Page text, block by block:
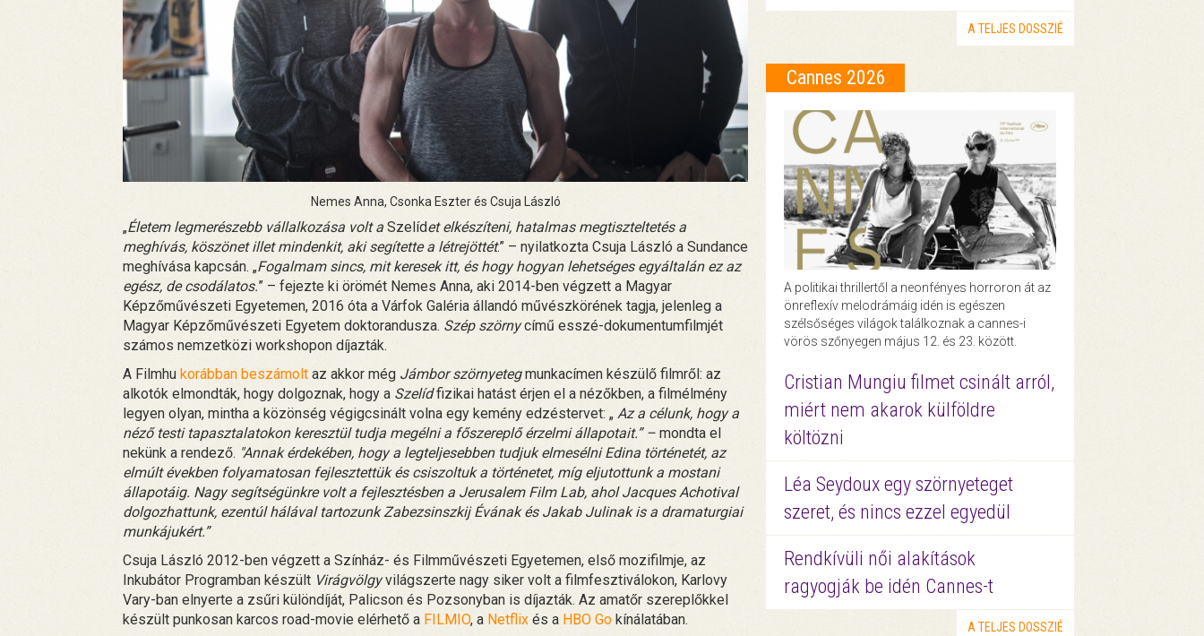
Nemes Anna, Csonka Eszter és Csuja László
„Életem legmerészebb vállalkozása volt a Szelídet elkészíteni, hatalmas megtiszteltetés a
meghívás, köszönet illet mindenkit, aki segítette a létrejöttét.” – nyilatkozta Csuja László a Sundance
meghívása kapcsán. „Fogalmam sincs, mit keresek itt, és hogy hogyan lehetséges egyáltalán ez az
egész, de csodálatos.” – fejezte ki örömét Nemes Anna, aki 2014-ben végzett a Magyar
Képzőművészeti Egyetemen, 2016 óta a Várfok Galéria állandó művészkörének tagja, jelenleg a
Magyar Képzőművészeti Egyetem doktorandusza. Szép szörnycímű esszé-dokumentumfilmjét
számos nemzetközi workshopon díjazták.
A Filmhu korábban beszámolt az akkor még Jámbor szörnyetegmunkacímen készülő filmről: az
alkotók elmondták, hogy dolgoznak, hogy a Szelídfizikai hatást érjen el a nézőkben, a filmélmény
legyen olyan, mintha a közönség végigcsinált volna egy kemény edzéstervet: „ Az a célunk, hogy a
néző testi tapasztalatokon keresztül tudja megélni a főszereplő érzelmi állapotait.” – mondta el
nekünk a rendező. "Annak érdekében, hogy a legteljesebben tudjuk elmesélni Edina történetét, az
elmúlt években folyamatosan fejlesztettük és csiszoltuk a történetet, míg eljutottunk a mostani
állapotáig. Nagy segítségünkre volt a fejlesztésben a Jerusalem Film Lab, ahol Jacques Achotival
dolgozhattunk, ezentúl hálával tartozunk Zabezsinszkij Évának és Jakab Julinak is a dramaturgiai
munkájukért.”
Csuja László 2012-ben végzett a Színház- és Filmművészeti Egyetemen, első mozifilmje, az
Inkubátor Programban készült Virágvölgyvilágszerte nagy siker volt a filmfesztiválokon, Karlovy
Vary-ban elnyerte a zsűri különdíját, Palicson és Pozsonyban is díjazták. Az amatőr szereplőkkel
készült punkosan karcos road-movie elérhető a FILMIO, a Netflix és a HBO Go kínálatában.
A TELJES DOSSZIÉ
Cannes 2026
A politikai thrillertől a neonfényes horroron át az
önreflexív melodrámáig idén is egészen
szélsőséges világok találkoznak a cannes-i
vörös szőnyegen május 12. és 23. között.
Cristian Mungiu filmet csinált arról,
miért nem akarok külföldre
költözni
Léa Seydoux egy szörnyeteget
szeret, és nincs ezzel egyedül
Rendkívüli női alakítások
ragyogják be idén Cannes-t
A TELJES DOSSZIÉ